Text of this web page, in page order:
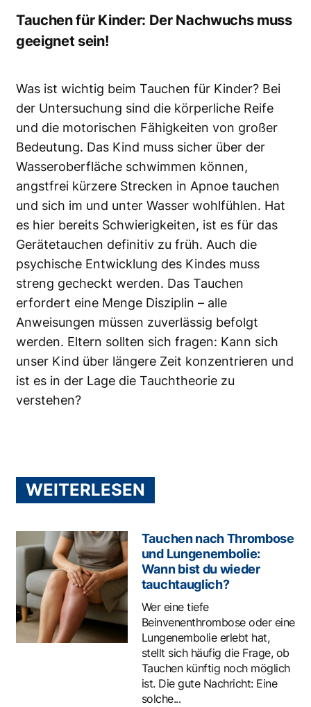
Tauchen für Kinder: Der Nachwuchs muss
geeignet sein!
Was ist wichtig beim Tauchen für Kinder? Bei
der Untersuchung sind die körperliche Reife
und die motorischen Fähigkeiten von großer
Bedeutung. Das Kind muss sicher über der
Wasseroberfläche schwimmen können,
angstfrei kürzere Strecken in Apnoe tauchen
und sich im und unter Wasser wohlfühlen. Hat
es hier bereits Schwierigkeiten, ist es für das
Gerätetauchen definitiv zu früh. Auch die
psychische Entwicklung des Kindes muss
streng gecheckt werden. Das Tauchen
erfordert eine Menge Disziplin – alle
Anweisungen müssen zuverlässig befolgt
werden. Eltern sollten sich fragen: Kann sich
unser Kind über längere Zeit konzentrieren und
ist es in der Lage die Tauchtheorie zu
verstehen?
WEITERLESEN
Tauchen nach Thrombose
und Lungenembolie:
Wann bist du wieder
tauchtauglich?
Wer eine tiefe
Beinvenenthrombose oder eine
Lungenembolie erlebt hat,
stellt sich häufig die Frage, ob
Tauchen künftig noch möglich
ist. Die gute Nachricht: Eine
solche...